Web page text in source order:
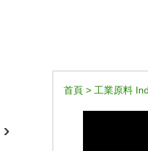
首頁 > 工業原料